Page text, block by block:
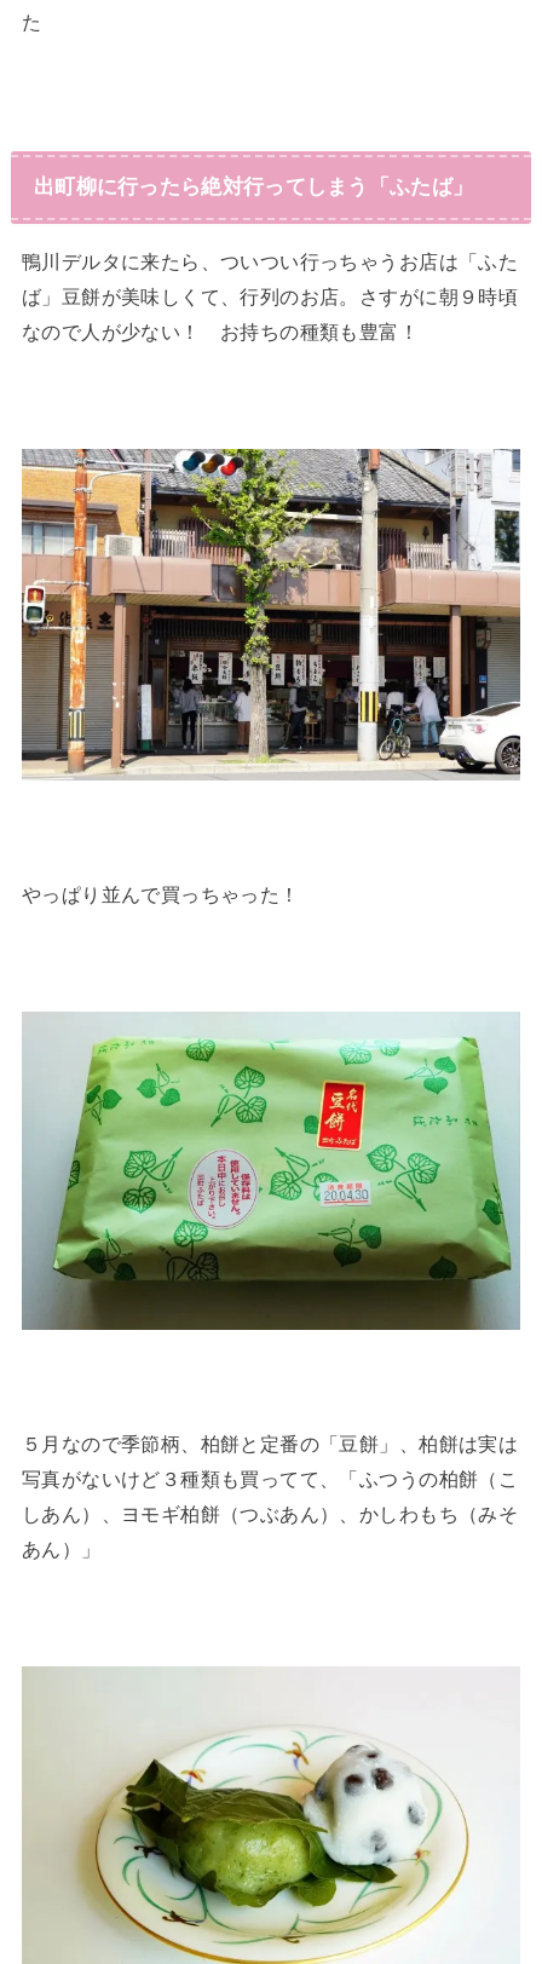
た
出町柳に行ったら絶対行ってしまう「ふたば」
鴨川デルタに来たら、ついつい行っちゃうお店は「ふた
ば」豆餅が美味しくて、行列のお店。さすがに朝９時頃
なので人が少ない！ お持ちの種類も豊富！
やっぱり並んで買っちゃった！
５月なので季節柄、柏餅と定番の「豆餅」、柏餅は実は
写真がないけど３種類も買ってて、「ふつうの柏餅（こ
しあん）、ヨモギ柏餅（つぶあん）、かしわもち（みそ
あん）」